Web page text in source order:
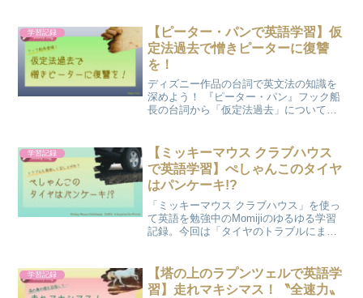
学習記録
【ピーター・パンで英語学習】仮
定法過去で憎きピーターに復讐
を！
ディズニー作品の台詞で英文法の知識を
深めよう！ 『ピーター・パン』フック船
長の台詞から「仮定法過去」について学
学習記録
【ミッキーマウス クラブハウス
で英語学習】ぺしゃんこのタイヤ
はパンケーキ!?
「ミッキーマウス クラブハウス」を使っ
て英語を勉強中のMomijiのゆるゆる学習
記録。今回は「タイヤのトラブルにまつ
学習記録
【塔の上のラプンツェルで英語学
習】走れマキシマス！〝全速力〟